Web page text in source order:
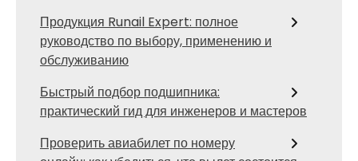
Продукция Runail Expert: полное
руководство по выбору, применению и
обслуживанию
Быстрый подбор подшипника:
практический гид для инженеров и мастеров
Проверить авиабилет по номеру